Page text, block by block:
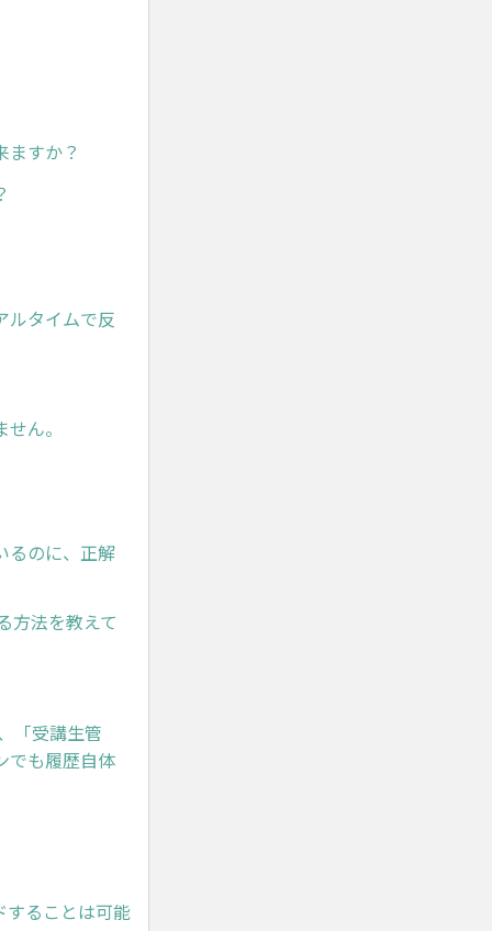
ますか？
ルタイムで反
ん。
るのに、正解
方法を教えて
「受講生管
でも履歴自体
することは可能